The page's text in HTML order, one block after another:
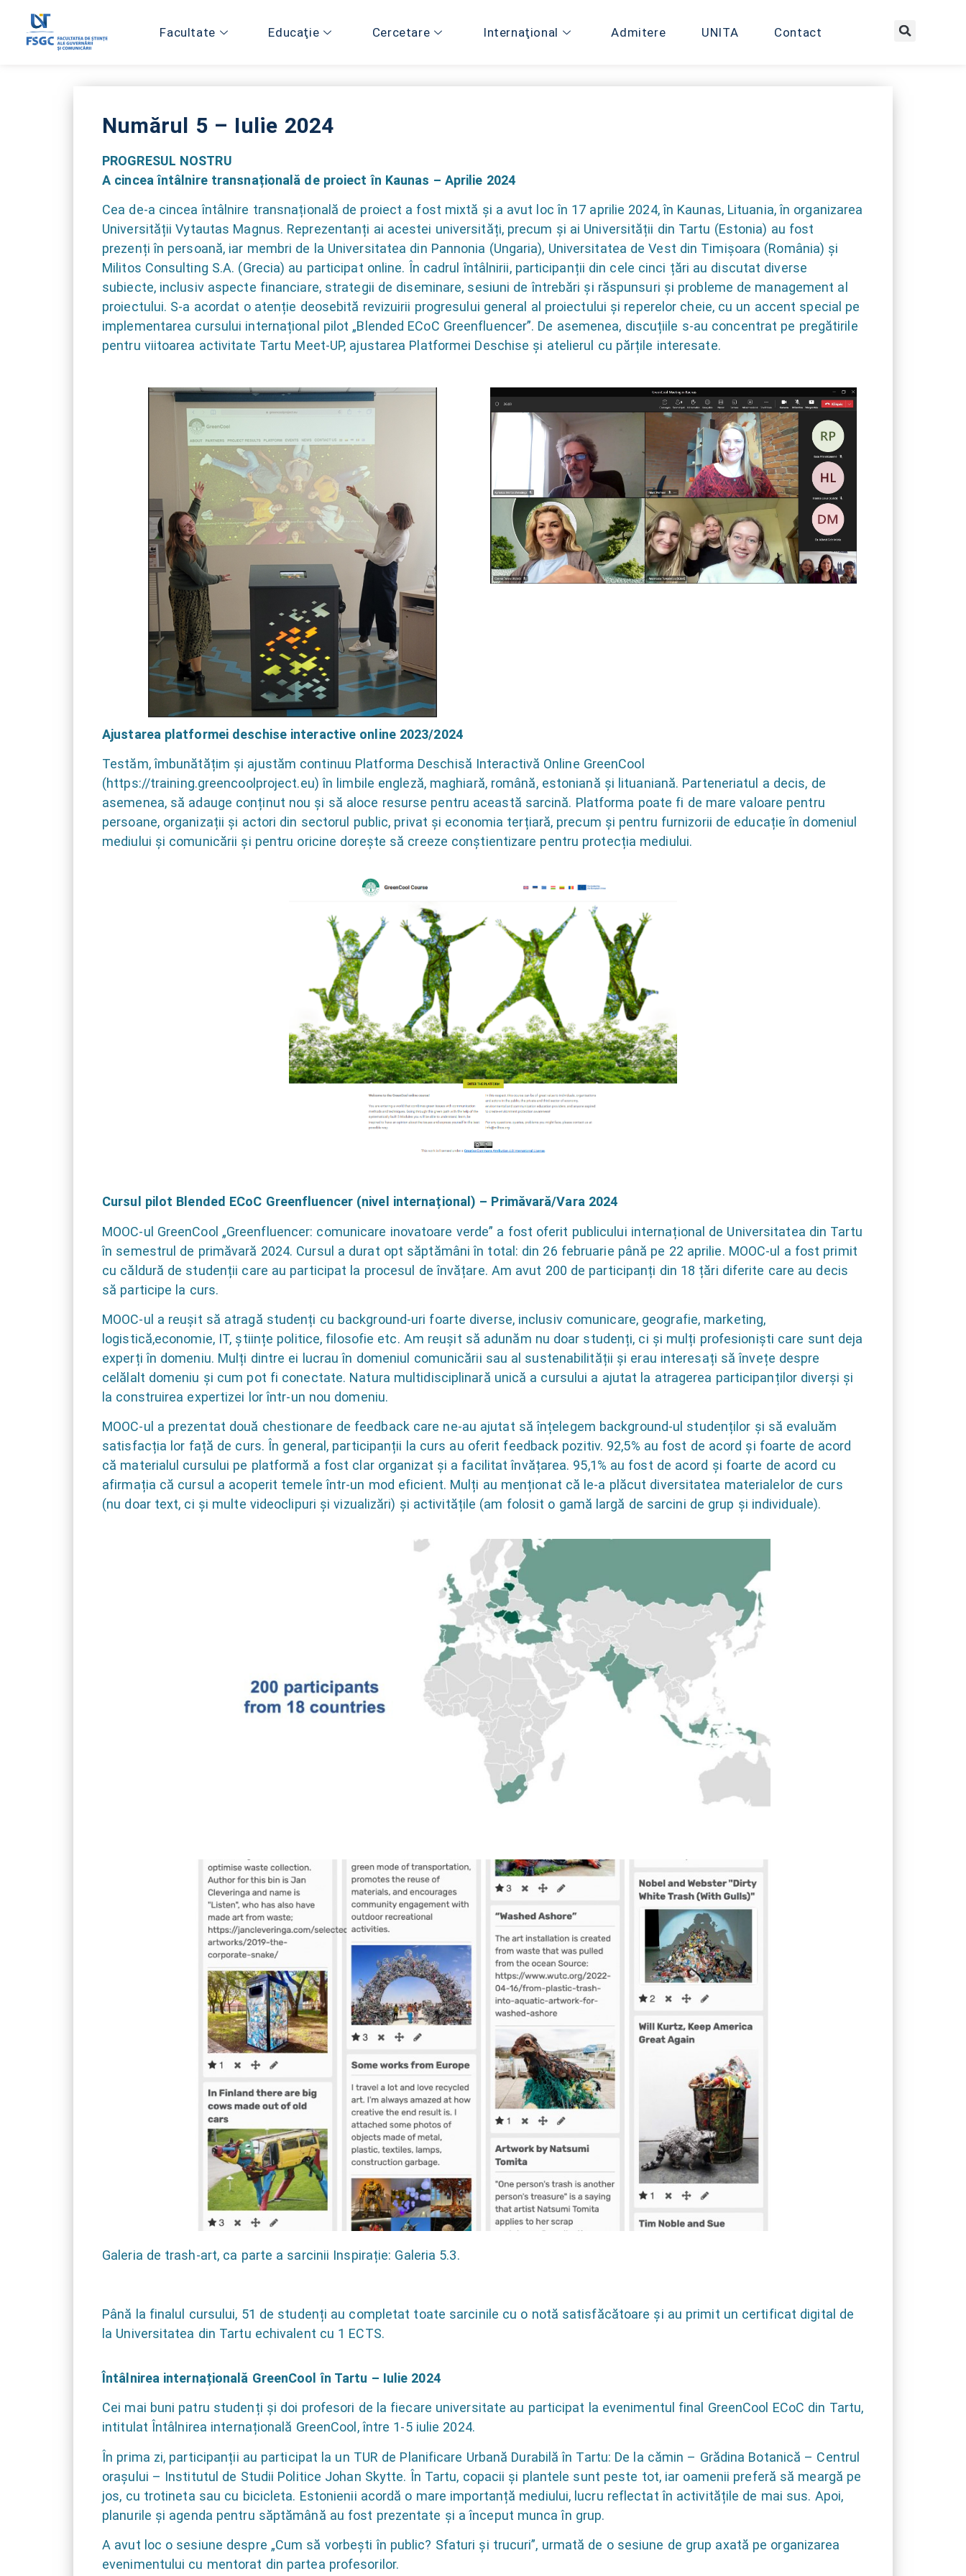
Facultate Educaţie Cercetare Internaţional Admitere UNITA Contact
Numărul 5 – Iulie 2024
PROGRESUL NOSTRU
A cincea întâlnire transnațională de proiect în Kaunas – Aprilie 2024
Cea de-a cincea întâlnire transnațională de proiect a fost mixtă și a avut loc în 17 aprilie 2024, în Kaunas, Lituania, în organizarea
Universității Vytautas Magnus. Reprezentanți ai acestei universități, precum și ai Universității din Tartu (Estonia) au fost
prezenți în persoană, iar membri de la Universitatea din Pannonia (Ungaria), Universitatea de Vest din Timișoara (România) și
Militos Consulting S.A. (Grecia) au participat online. În cadrul întâlnirii, participanții din cele cinci țări au discutat diverse
subiecte, inclusiv aspecte financiare, strategii de diseminare, sesiuni de întrebări și răspunsuri și probleme de management al
proiectului. S-a acordat o atenție deosebită revizuirii progresului general al proiectului și reperelor cheie, cu un accent special pe
implementarea cursului internațional pilot „Blended ECoC Greenfluencer”. De asemenea, discuțiile s-au concentrat pe pregătirile
pentru viitoarea activitate Tartu Meet-UP, ajustarea Platformei Deschise și atelierul cu părțile interesate.
Ajustarea platformei deschise interactive online 2023/2024
Testăm, îmbunătățim și ajustăm continuu Platforma Deschisă Interactivă Online GreenCool
(https://training.greencoolproject.eu) în limbile engleză, maghiară, română, estoniană și lituaniană. Parteneriatul a decis, de
asemenea, să adauge conținut nou și să aloce resurse pentru această sarcină. Platforma poate fi de mare valoare pentru
persoane, organizații și actori din sectorul public, privat și economia terțiară, precum și pentru furnizorii de educație în domeniul
mediului și comunicării și pentru oricine dorește să creeze conștientizare pentru protecția mediului.
Cursul pilot Blended ECoC Greenfluencer (nivel internațional) – Primăvară/Vara 2024
MOOC-ul GreenCool „Greenfluencer: comunicare inovatoare verde” a fost oferit publicului internațional de Universitatea din Tartu
în semestrul de primăvară 2024. Cursul a durat opt săptămâni în total: din 26 februarie până pe 22 aprilie. MOOC-ul a fost primit
cu căldură de studenții care au participat la procesul de învățare. Am avut 200 de participanți din 18 țări diferite care au decis
să participe la curs.
MOOC-ul a reușit să atragă studenți cu background-uri foarte diverse, inclusiv comunicare, geografie, marketing,
logistică,economie, IT, științe politice, filosofie etc. Am reușit să adunăm nu doar studenți, ci și mulți profesioniști care sunt deja
experți în domeniu. Mulți dintre ei lucrau în domeniul comunicării sau al sustenabilității și erau interesați să învețe despre
celălalt domeniu și cum pot fi conectate. Natura multidisciplinară unică a cursului a ajutat la atragerea participanților diverși și
la construirea expertizei lor într-un nou domeniu.
MOOC-ul a prezentat două chestionare de feedback care ne-au ajutat să înțelegem background-ul studenților și să evaluăm
satisfacția lor față de curs. În general, participanții la curs au oferit feedback pozitiv. 92,5% au fost de acord și foarte de acord
că materialul cursului pe platformă a fost clar organizat și a facilitat învățarea. 95,1% au fost de acord și foarte de acord cu
afirmația că cursul a acoperit temele într-un mod eficient. Mulți au menționat că le-a plăcut diversitatea materialelor de curs
(nu doar text, ci și multe videoclipuri și vizualizări) și activitățile (am folosit o gamă largă de sarcini de grup și individuale).
Galeria de trash-art, ca parte a sarcinii Inspirație: Galeria 5.3.
Până la finalul cursului, 51 de studenți au completat toate sarcinile cu o notă satisfăcătoare și au primit un certificat digital de
la Universitatea din Tartu echivalent cu 1 ECTS.
Întâlnirea internațională GreenCool în Tartu – Iulie 2024
Cei mai buni patru studenți și doi profesori de la fiecare universitate au participat la evenimentul final GreenCool ECoC din Tartu,
intitulat Întâlnirea internațională GreenCool, între 1-5 iulie 2024.
În prima zi, participanții au participat la un TUR de Planificare Urbană Durabilă în Tartu: De la cămin – Grădina Botanică – Centrul
orașului – Institutul de Studii Politice Johan Skytte. În Tartu, copacii și plantele sunt peste tot, iar oamenii preferă să meargă pe
jos, cu trotineta sau cu bicicleta. Estonienii acordă o mare importanță mediului, lucru reflectat în activitățile de mai sus. Apoi,
planurile și agenda pentru săptămână au fost prezentate și a început munca în grup.
A avut loc o sesiune despre „Cum să vorbești în public? Sfaturi și trucuri”, urmată de o sesiune de grup axată pe organizarea
evenimentului cu mentorat din partea profesorilor.